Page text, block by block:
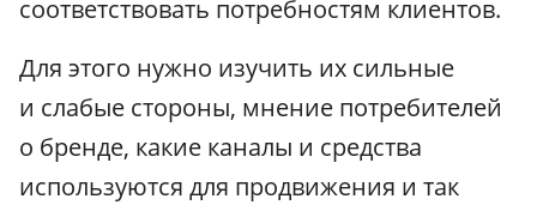
соответствовать потребностям клиентов.
Для этого нужно изучить их сильные
и слабые стороны, мнение потребителей
о бренде, какие каналы и средства
используются для продвижения и так